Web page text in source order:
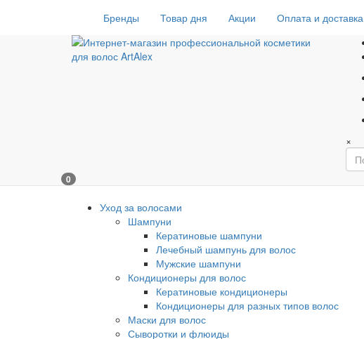
Бренды Товар дня Акции Оплата и доставка
×
0
Уход за волосами
Шампуни
Кератиновые шампуни
Лечебный шампунь для волос
Мужские шампуни
Кондиционеры для волос
Кератиновые кондиционеры
Кондиционеры для разных типов волос
Маски для волос
Сыворотки и флюиды